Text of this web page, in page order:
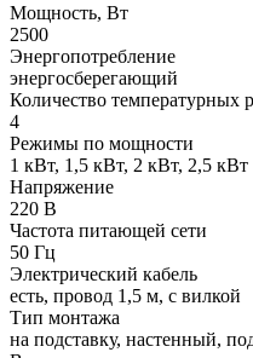
Мощность, Вт
2500
Энергопотребление
энергосберегающий
Количество температурных
4
Режимы по мощности
1 кВт, 1,5 кВт, 2 кВт, 2,5 кВт
Напряжение
220 В
Частота питающей сети
50 Гц
Электрический кабель
есть, провод 1,5 м, с вилкой
Тип монтажа
на подставку, настенный,